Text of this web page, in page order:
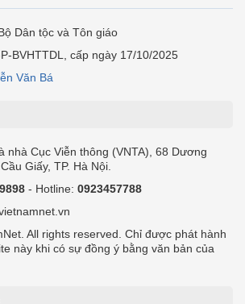
Dân tộc và Tôn giáo
BVHTTDL, cấp ngày 17/10/2025
Văn Bá
nhà Cục Viễn thông (VNTA), 68 Dương
Giấy, TP. Hà Nội.
- Hotline: 0923457788
All rights reserved. Chỉ được phát hành
này khi có sự đồng ý bằng văn bản của